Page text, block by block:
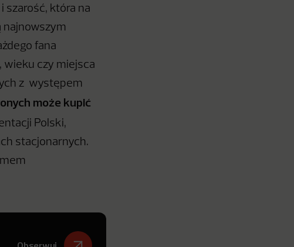
szarość, która na
najnowszym
fana
wieku czy miejsca
z występem
może kupić
Polski,
stacjonarnych.